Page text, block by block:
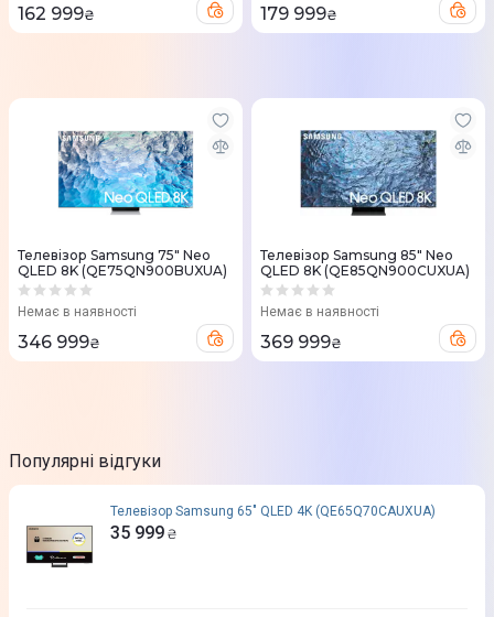
162 999₴ 179 999₴
Телевізор Samsung 75" Neo
QLED 8K (QE75QN900BUXUA)
Немає в наявності
346 999₴
Телевізор Samsung 85" Neo
QLED 8K (QE85QN900CUXUA)
Немає в наявності
369 999₴
Популярні відгуки
Телевізор Samsung 65" QLED 4K (QE65Q70CAUXUA)
35 999 ₴